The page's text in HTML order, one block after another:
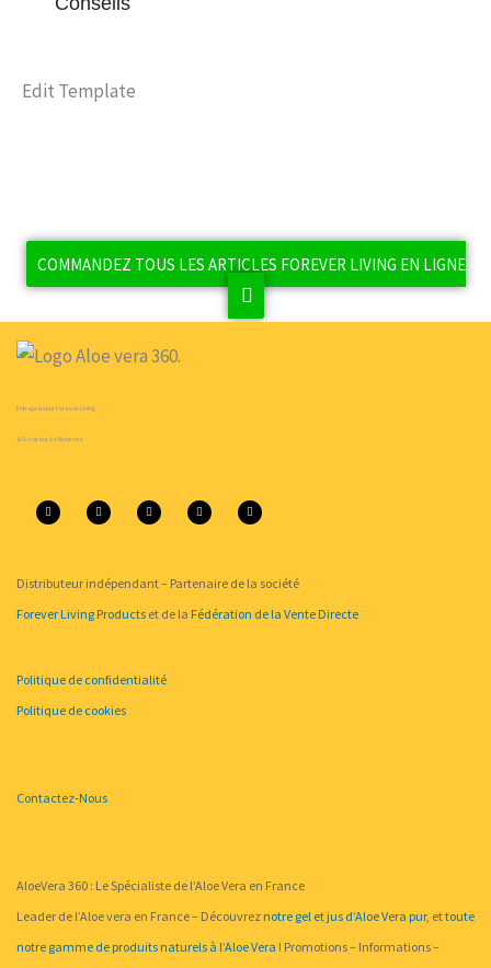
Edit Template
COMMANDEZ TOUS LES ARTICLES FOREVER LIVING EN LIGNE
Entrepreneur Forever Living
& Créateur de Business
c
e
b
f
u
t
u
n
t
e
i
t
t
s
t
a
Distributeur indépendant – Partenaire de la société
Forever Living Products et de la Fédération de la Vente Directe
Politique de confidentialité
Politique de cookies
Contactez-Nous
AloeVera 360 : Le Spécialiste de l’Aloe Vera en France
Leader de l’Aloe vera en France – Découvreznotre gel et jus d’Aloe Vera pur, ettoute
notre gamme de produits naturels à l’Aloe Vera ! Promotions – Informations –